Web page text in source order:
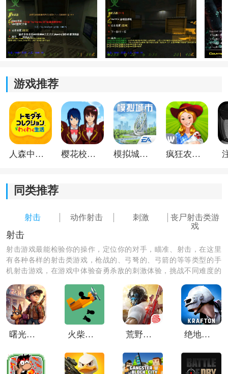
威力武器提升压制能力。
2、挑战末日幽灵模式时，需要时刻注意周围环境变化，
隐身幽灵往往会利用脚步与视角盲区突然接近，建议多
与队友抱团行动。
游戏推荐
人森中文版 樱花校园模拟器1.048.00中文版 模拟城市我是巿长联机版 疯狂农场3美国派19
同类推荐
射击 动作射击 刺激
丧尸射击类游
戏
射击
射击游戏最能检验你的操作，定位你的对手，瞄准、射击，在这里
有各种各样的射击类游戏，枪战的、弓弩的、弓箭的等等类型的手
机射击游戏，在游戏中体验奋勇杀敌的刺激体验，挑战不同难度的
曙光纪元手游 火柴人战机轰炸 荒野行动国际服 绝地求生未来之役测试服